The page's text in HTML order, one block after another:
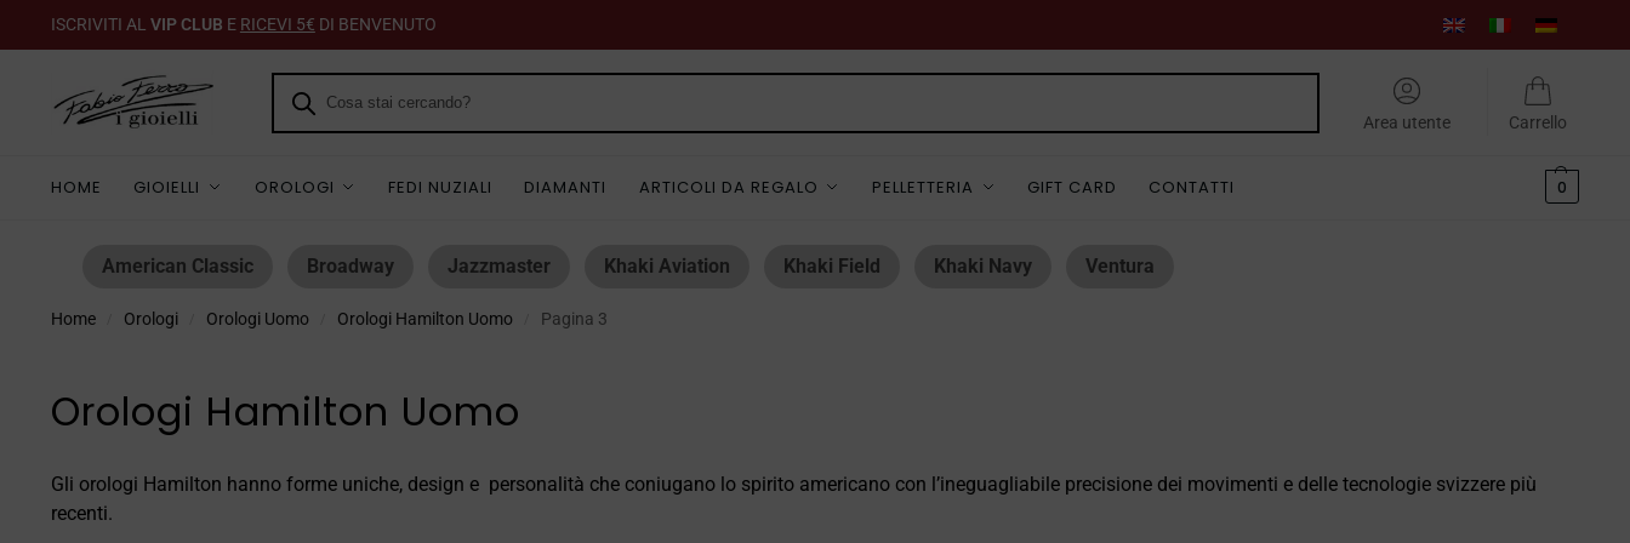
ISCRIVITI AL VIP CLUB E RICEVI 5€ DI BENVENUTO
Area utente Carrello
HOME GIOIELLI OROLOGI FEDI NUZIALI DIAMANTI ARTICOLI DA REGALO PELLETTERIA GIFT CARD CONTATTI 0
American Classic Broadway Jazzmaster Khaki Aviation Khaki Field Khaki Navy Ventura
Home Orologi Orologi Uomo Orologi Hamilton Uomo Pagina 3
Orologi Hamilton Uomo
Gli orologi Hamilton hanno forme uniche, design e personalità che coniugano lo spirito americano con l’ineguagliabile precisione dei movimenti e delle tecnologie svizzere più
recenti.